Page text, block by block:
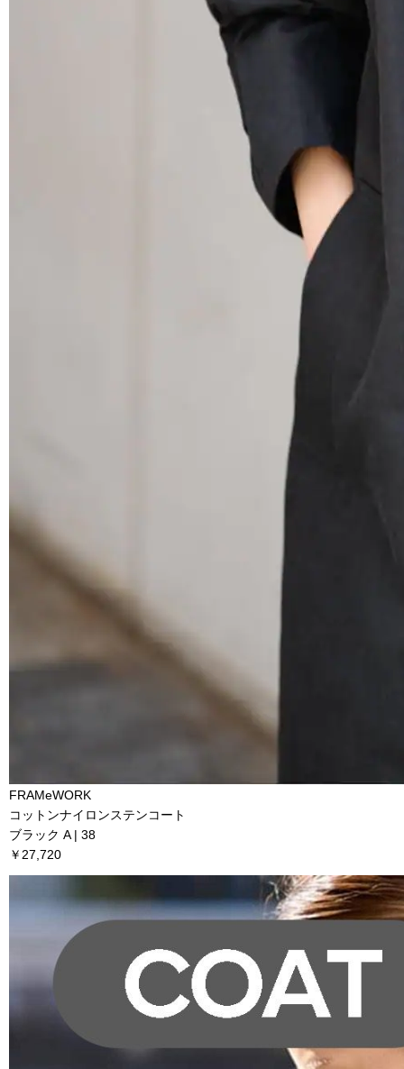
FRAMeWORK
コットンナイロンステンコート
ブラック A | 38
￥27,720